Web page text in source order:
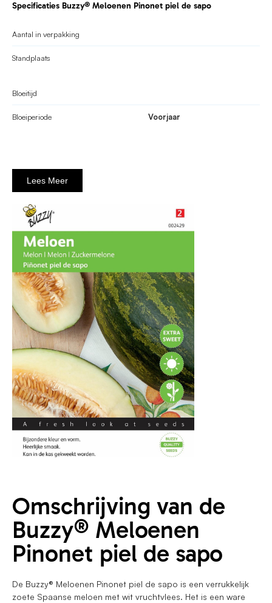
Specificaties Buzzy® Meloenen Pinonet piel de sapo
Aantal in verpakking
Standplaats
Bloeitijd
Bloeiperiode Voorjaar
Lees Meer
Omschrijving van de
Buzzy® Meloenen
Pinonet piel de sapo
De Buzzy® Meloenen Pinonet piel de sapo is een verrukkelijk
zoete Spaanse meloen met wit vruchtvlees. Het is een ware